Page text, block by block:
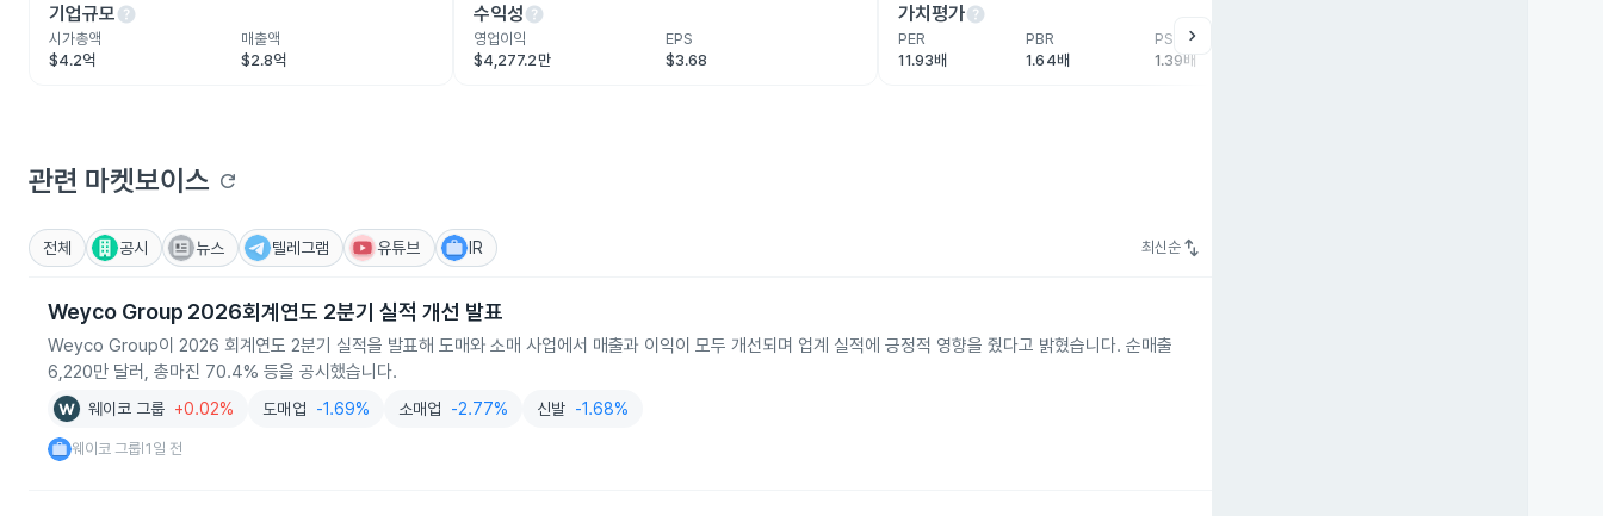
기업규모help
시가총액
$4.2억
매출액
$2.8억
수익성help
영업이익
$4,277.2만
EPS
$3.68
가치평가help
PER
11.93배
PBR
1.64배
PSR
1.39배
chevron_right
관련 마켓보이스 refresh
전체 공시 뉴스 텔레그램 유튜브 IR 최신순 swap_vert
Weyco Group 2026회계연도 2분기 실적 개선 발표
Weyco Group이 2026 회계연도 2분기 실적을 발표해 도매와 소매 사업에서 매출과 이익이 모두 개선되며 업계 실적에 긍정적 영향을 줬다고 밝혔습니다. 순매출
6,220만 달러, 총마진 70.4% 등을 공시했습니다.
웨이코 그룹 +0.02% 도매업 -1.69% 소매업 -2.77% 신발 -1.68%
웨이코 그룹 1일 전